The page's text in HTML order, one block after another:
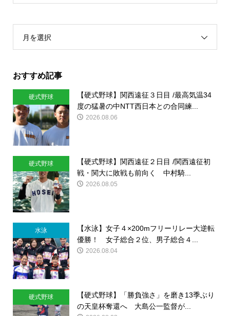
月を選択
おすすめ記事
硬式野球
【硬式野球】関西遠征３日目 /最高気温34
度の猛暑の中NTT西日本との合同練...
2026.08.06
硬式野球
【硬式野球】関西遠征２日目 /関西遠征初
戦・関大に敗戦も前向く 中村騎...
2026.08.05
水泳
【水泳】女子４×200mフリーリレー大逆転
優勝！ 女子総合２位、男子総合４...
2026.08.04
硬式野球
【硬式野球】「勝負強さ」を磨き13季ぶり
の天皇杯奪還へ 大島公一監督が...